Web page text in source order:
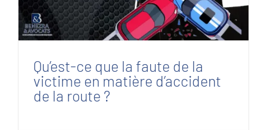
Qu’est-ce que la faute de la
victime en matière d’accident
de la route ?